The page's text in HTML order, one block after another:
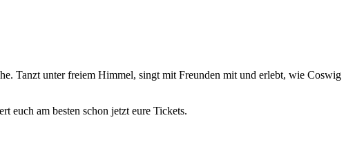
Tanzt unter freiem Himmel, singt mit Freunden mit und erlebt, wie Coswig
euch am besten schon jetzt eure Tickets.